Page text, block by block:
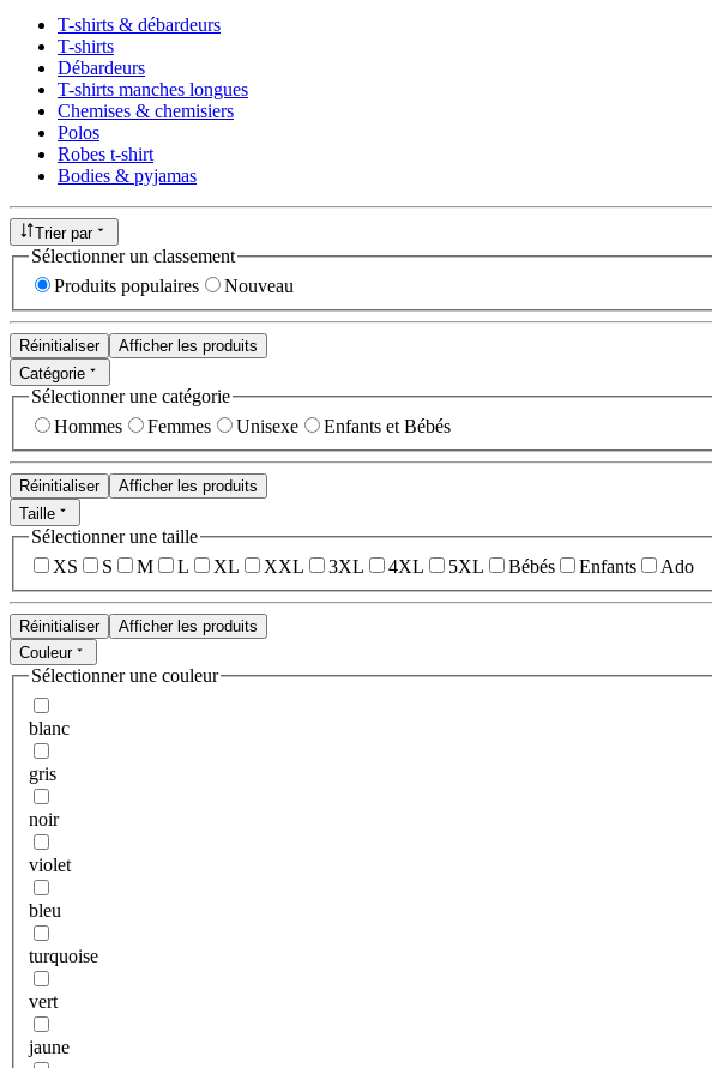
T-shirts & débardeurs
T-shirts
Débardeurs
T-shirts manches longues
Chemises & chemisiers
Polos
Robes t-shirt
Bodies & pyjamas
Trier par
Sélectionner un classement
Produits populaires
Nouveau
Réinitialiser
Afficher les produits
Catégorie
Sélectionner une catégorie
Hommes
Femmes Unisexe Enfants et Bébés
Réinitialiser
Afficher les produits
Taille
Sélectionner une taille
XS
S M L XL XXL 3XL 4XL 5XL Bébés Enfants Ado
Réinitialiser
Afficher les produits
Couleur
Sélectionner une couleur
blanc
gris
noir
violet
bleu
turquoise
vert
jaune